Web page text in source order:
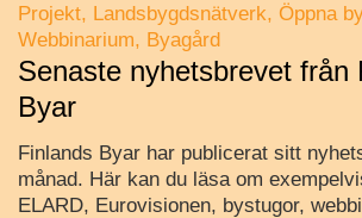
Projekt Landsbygdsnätverk
Öppna
Webbinarium
Byagård
Senaste nyhetsbrevet från
Byar
Finlands Byar har publicerat sitt
månad. Här kan du läsa om
ELARD, Eurovisionen, bystugor,